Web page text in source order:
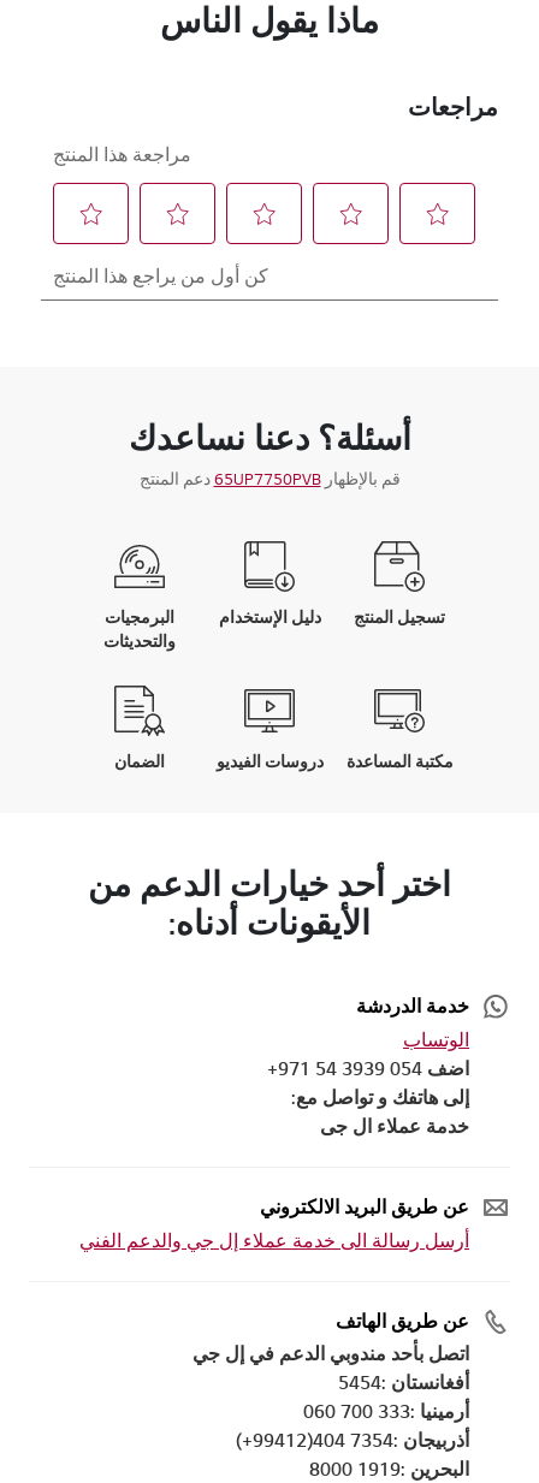
ماذا يقول الناس
أسئلة؟ دعنا نساعدك
قم بالإظهار65UP7750PVBدعم المنتج
تسجيل المنتج دليل الإستخدام
البرمجيات
والتحديثات
مكتبة المساعدة دروسات الفيديو الضمان
اختر أحد خيارات الدعم من
الأيقونات أدناه:
خدمة الدردشة
الوتساب
اضف 054 3939 54 971+
إلى هاتفك و تواصل مع:
خدمة عملاء ال جى
عن طريق البريد الالكتروني
أرسل رسالة الى خدمة عملاء إل جي والدعم الفني
عن طريق الهاتف
اتصل بأحد مندوبي الدعم في إل جي
أفغانستان :5454
أرمينيا :333 700 060
أذربيجان :7354 404(99412+)
البحرين :1919 8000